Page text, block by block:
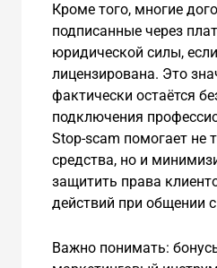
Кроме того, многие
подписанные через
юридической силы,
лицензирована. Это
фактически остаётся
подключения
Stop-scam помогает не
средства, но и
защитить права
действий при общении
Важно понимать: